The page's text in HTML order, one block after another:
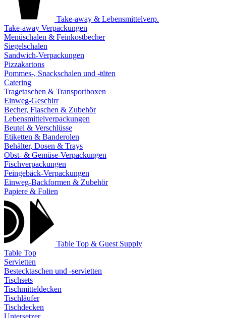
Take-away & Lebensmittelverp.
Take-away Verpackungen
Menüschalen & Feinkostbecher
Siegelschalen
Sandwich-Verpackungen
Pizzakartons
Pommes-, Snackschalen und -tüten
Catering
Tragetaschen & Transportboxen
Einweg-Geschirr
Becher, Flaschen & Zubehör
Lebensmittelverpackungen
Beutel & Verschlüsse
Etiketten & Banderolen
Behälter, Dosen & Trays
Obst- & Gemüse-Verpackungen
Fischverpackungen
Feingebäck-Verpackungen
Einweg-Backformen & Zubehör
Papiere & Folien
Table Top & Guest Supply
Table Top
Servietten
Bestecktaschen und -servietten
Tischsets
Tischmitteldecken
Tischläufer
Tischdecken